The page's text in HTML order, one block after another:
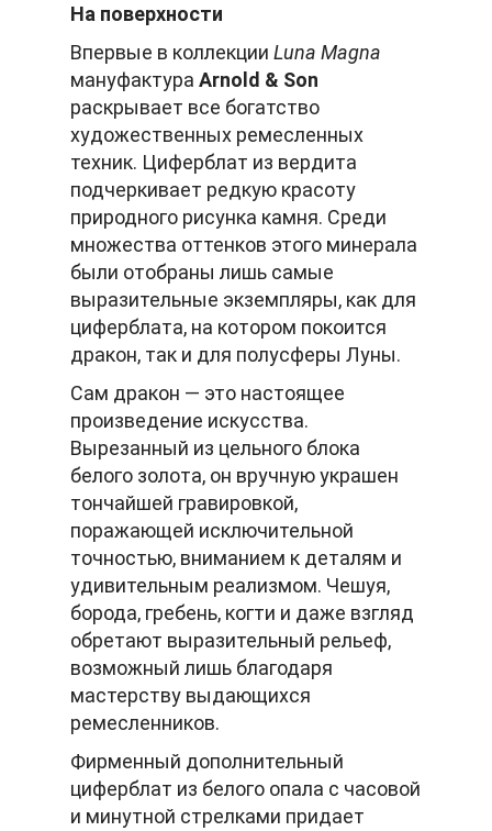
На поверхности
Впервые в коллекции Luna Magna
мануфактура Arnold & Son
раскрывает все богатство
художественных ремесленных
техник. Циферблат из вердита
подчеркивает редкую красоту
природного рисунка камня. Среди
множества оттенков этого минерала
были отобраны лишь самые
выразительные экземпляры, как для
циферблата, на котором покоится
дракон, так и для полусферы Луны.
Сам дракон — это настоящее
произведение искусства.
Вырезанный из цельного блока
белого золота, он вручную украшен
тончайшей гравировкой,
поражающей исключительной
точностью, вниманием к деталям и
удивительным реализмом. Чешуя,
борода, гребень, когти и даже взгляд
обретают выразительный рельеф,
возможный лишь благодаря
мастерству выдающихся
ремесленников.
Фирменный дополнительный
циферблат из белого опала с часовой
и минутной стрелками придает